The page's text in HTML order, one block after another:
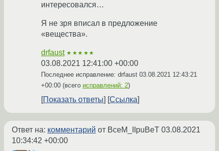
интересовался…
Я не зря вписал в предложение
«вещества».
drfaust ★★★★★
03.08.2021 12:41:00 +00:00
Последнее исправление: drfaust 03.08.2021 12:43:21
+00:00 (всего исправлений: 2)
Показать ответы Ссылка
Ответ на: комментарий от BceM_IIpuBeT 03.08.2021
10:34:42 +00:00